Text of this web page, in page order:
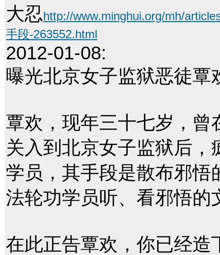
大忍http://www.minghui.org/mh/
手段-263552.html
2012-01-08:
曝光北京女子监狱恶徒覃
覃欢，现年三十七岁，
关入到北京女子监狱后
学员，其手段是散布邪
法轮功学员听、看邪悟
在此正告覃欢，你已经